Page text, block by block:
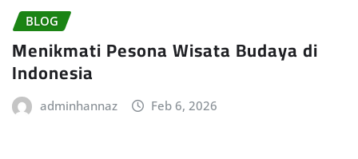
BLOG
Menikmati Pesona Wisata Budaya di
Indonesia
adminhannaz Feb 6, 2026